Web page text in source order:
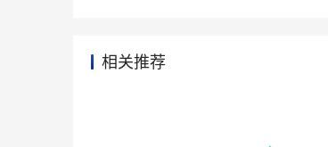
相关推荐